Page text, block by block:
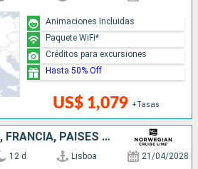
US$ 1,079 +Tasas
Animaciones Incluidas
Paquete WiFi*
Créditos para excursiones
Hasta 50% Off
PORTUGAL, ESPAÑA, FRANCIA, PAISES BAJOS, ALEMANIA, REINO UNIDO
12 d Lisboa 21/04/2028